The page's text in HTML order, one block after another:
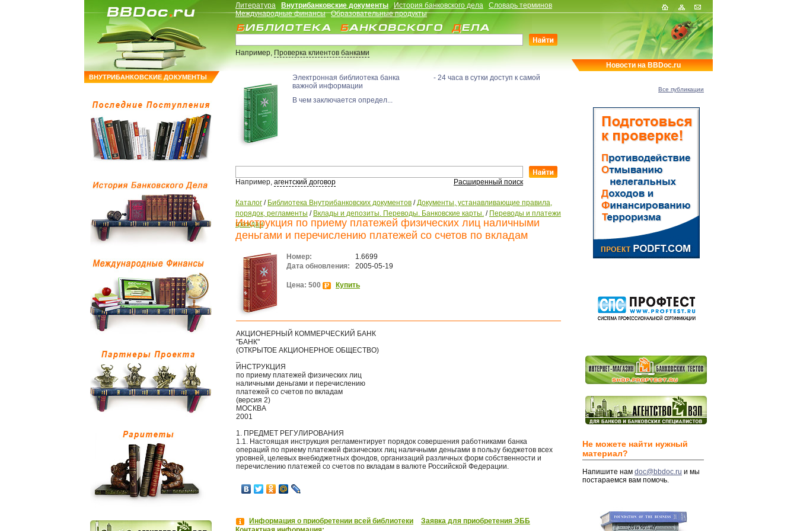
ВНУТРИБАНКОВСКИЕ ДОКУМЕНТЫ
Литература Внутрибанковские документы История банковского дела
Словарь терминов
Международные финансы
Образовательные продукты
Например,Проверка клиентов банками
Электронная библиотека банка - 24 часа в сутки доступ к самой
важной информации
В чем заключается определ...
Например, агентский договор Расширенный поиск
Каталог / Библиотека Внутрибанковских документов /Документы, устанавливающие правила,
порядок, регламенты / Вклады и депозиты. Переводы. Банковские карты. / Переводы и платежи
граждан
Инструкция по приему платежей физических лиц наличными
деньгами и перечислению платежей со счетов по вкладам
Номер:
1.6699
Дата обновления:
2005-05-19
Цена: 500 Купить
АКЦИОНЕРНЫЙ КОММЕРЧЕСКИЙ БАНК
"БАНК"
(ОТКРЫТОЕ АКЦИОНЕРНОЕ ОБЩЕСТВО)
ИНСТРУКЦИЯ
по приему платежей физических лиц
наличными деньгами и перечислению
платежей со счетов по вкладам
(версия 2)
МОСКВА
2001
1. ПРЕДМЕТ РЕГУЛИРОВАНИЯ
1.1. Настоящая инструкция регламентирует порядок совершения работниками банка
операций по приему платежей физических лиц наличными деньгами в пользу бюджетов всех
уровней, целевых внебюджетных фондов, организаций различных форм собственности и
перечислению платежей со счетов по вкладам в валюте Российской Федерации.
Информация о приобретении всей библиотеки
Заявка для приобретения ЭББ
Новости на BBDoc.ru
Все публикации
Не можете найти нужный
материал?
Напишите нам doc@bbdoc.ru и мы
постараемся вам помочь.